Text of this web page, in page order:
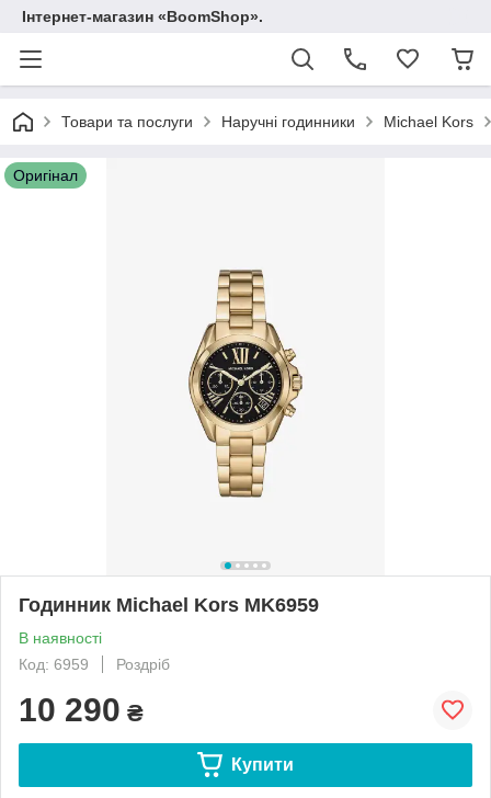
Інтернет-магазин «BoomShop».
Товари та послуги Наручні годинники Michael Kors
Оригінал
Годинник Michael Kors MK6959
В наявності
Код: 6959
Роздріб
10 290 ₴
Купити